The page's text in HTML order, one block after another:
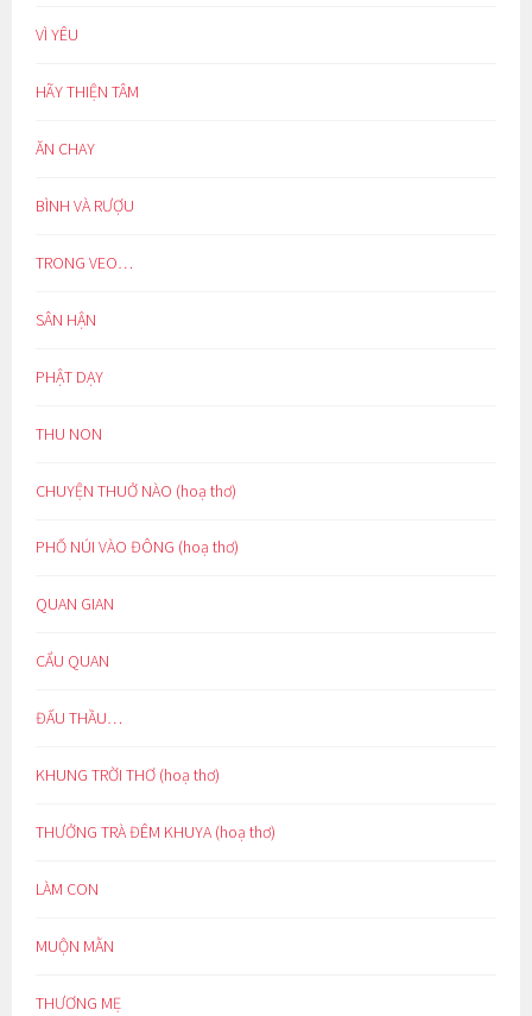
VÌ YÊU
HÃY THIỆN TÂM
ĂN CHAY
BÌNH VÀ RƯỢU
TRONG VEO…
SÂN HẬN
PHẬT DẠY
THU NON
CHUYỆN THUỞ NÀO (hoạ thơ)
PHỐ NÚI VÀO ĐÔNG (hoạ thơ)
QUAN GIAN
CẨU QUAN
ĐẤU THẦU…
KHUNG TRỜI THƠ (hoạ thơ)
THƯỞNG TRÀ ĐÊM KHUYA (hoạ thơ)
LÀM CON
MUỘN MẰN
THƯƠNG MẸ